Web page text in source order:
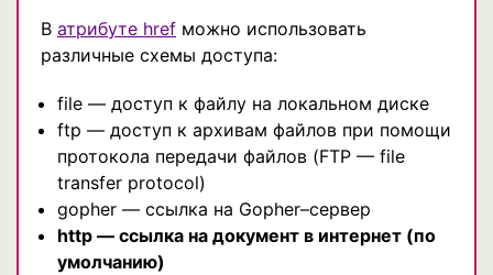
В атрибуте href можно использовать
различные схемы доступа:
file — доступ к файлу на локальном диске
ftp — доступ к архивам файлов при помощи
протокола передачи файлов (FTP — file
transfer protocol)
gopher — ссылка на Gopher–сервер
http — ссылка на документ в интернет (по
умолчанию)